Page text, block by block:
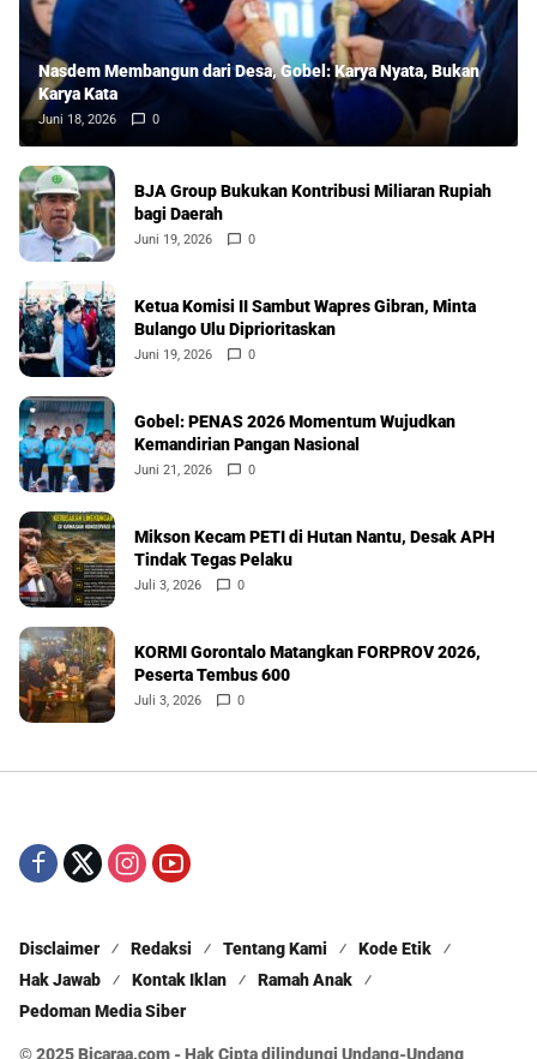
Nasdem Membangun dari Desa, Gobel: Karya Nyata, Bukan
Karya Kata
Juni 18, 2026 0
BJA Group Bukukan Kontribusi Miliaran Rupiah
bagi Daerah
Juni 19, 2026 0
Ketua Komisi II Sambut Wapres Gibran, Minta
Bulango Ulu Diprioritaskan
Juni 19, 2026 0
Gobel: PENAS 2026 Momentum Wujudkan
Kemandirian Pangan Nasional
Juni 21, 2026 0
Mikson Kecam PETI di Hutan Nantu, Desak APH
Tindak Tegas Pelaku
Juli 3, 2026 0
KORMI Gorontalo Matangkan FORPROV 2026,
Peserta Tembus 600
Juli 3, 2026 0
Disclaimer Redaksi Tentang Kami
Kode Etik
Hak Jawab
Kontak Iklan
Ramah Anak
Pedoman Media Siber
© 2025 Bicaraa.com - Hak Cipta dilindungi Undang-Undang